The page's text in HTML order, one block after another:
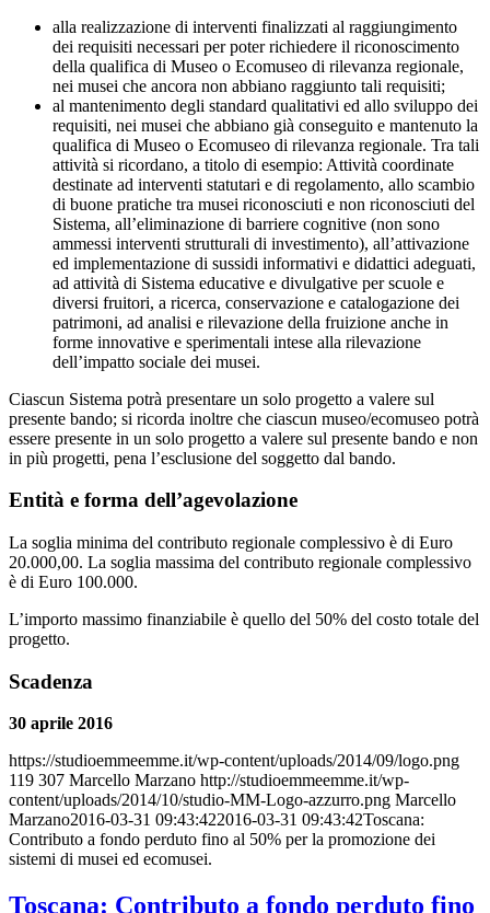
alla realizzazione di interventi finalizzati al raggiungimento
dei requisiti necessari per poter richiedere il riconoscimento
della qualifica di Museo o Ecomuseo di rilevanza regionale,
nei musei che ancora non abbiano raggiunto tali requisiti;
al mantenimento degli standard qualitativi ed allo sviluppo dei
requisiti, nei musei che abbiano già conseguito e mantenuto la
qualifica di Museo o Ecomuseo di rilevanza regionale. Tra tali
attività si ricordano, a titolo di esempio: Attività coordinate
destinate ad interventi statutari e di regolamento, allo scambio
di buone pratiche tra musei riconosciuti e non riconosciuti del
Sistema, all’eliminazione di barriere cognitive (non sono
ammessi interventi strutturali di investimento), all’attivazione
ed implementazione di sussidi informativi e didattici adeguati,
ad attività di Sistema educative e divulgative per scuole e
diversi fruitori, a ricerca, conservazione e catalogazione dei
patrimoni, ad analisi e rilevazione della fruizione anche in
forme innovative e sperimentali intese alla rilevazione
dell’impatto sociale dei musei.
Ciascun Sistema potrà presentare un solo progetto a valere sul
presente bando; si ricorda inoltre che ciascun museo/ecomuseo potrà
essere presente in un solo progetto a valere sul presente bando e non
in più progetti, pena l’esclusione del soggetto dal bando.
Entità e forma dell’agevolazione
La soglia minima del contributo regionale complessivo è di Euro
20.000,00. La soglia massima del contributo regionale complessivo
è di Euro 100.000.
L’importo massimo finanziabile è quello del 50% del costo totale del
progetto.
Scadenza
30 aprile 2016
https://studioemmeemme.it/wp-content/uploads/2014/09/logo.png
119 307 Marcello Marzano http://studioemmeemme.it/wp-
content/uploads/2014/10/studio-MM-Logo-azzurro.png Marcello
Marzano2016-03-31 09:43:422016-03-31 09:43:42Toscana:
Contributo a fondo perduto fino al 50% per la promozione dei
sistemi di musei ed ecomusei.
Toscana: Contributo a fondo perduto fino